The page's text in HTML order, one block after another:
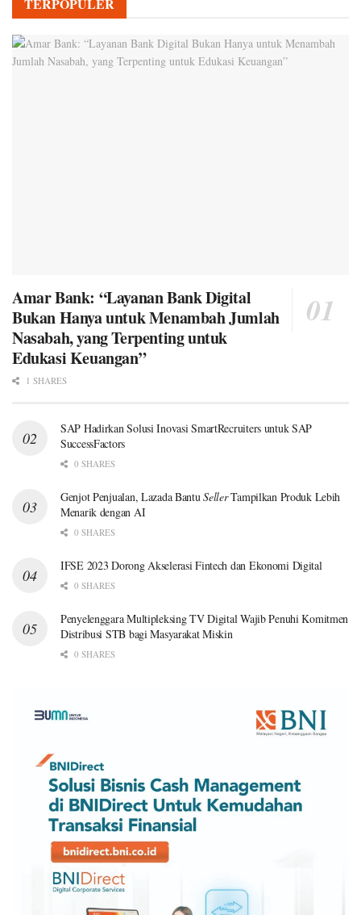
Amar Bank: “Layanan Bank Digital
Bukan Hanya untuk Menambah Jumlah
Nasabah, yang Terpenting untuk
Edukasi Keuangan”
1 SHARES
SAP Hadirkan Solusi Inovasi SmartRecruiters untuk SAP
SuccessFactors
0 SHARES
Genjot Penjualan, Lazada BantuSellerTampilkan Produk Lebih
Menarik dengan AI
0 SHARES
IFSE 2023 Dorong Akselerasi Fintech dan Ekonomi Digital
0 SHARES
Penyelenggara Multipleksing TV Digital Wajib Penuhi Komitmen
Distribusi STB bagi Masyarakat Miskin
0 SHARES